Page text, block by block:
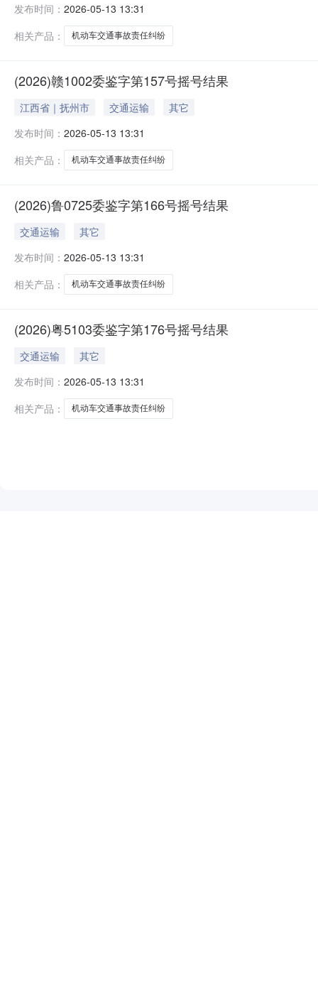
发布时间： 2026-05-13 13:31
相关产品：
机动车交通事故责任纠纷
(2026)赣1002委鉴字第157号摇号结果
江西省｜抚州市 交通运输
其它
发布时间： 2026-05-13 13:31
相关产品：
机动车交通事故责任纠纷
(2026)鲁0725委鉴字第166号摇号结果
交通运输
其它
发布时间： 2026-05-13 13:31
相关产品：
机动车交通事故责任纠纷
(2026)粤5103委鉴字第176号摇号结果
交通运输
其它
发布时间： 2026-05-13 13:31
相关产品：
机动车交通事故责任纠纷